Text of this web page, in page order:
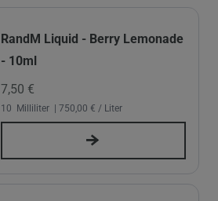
RandM Liquid - Berry Lemonade
- 10ml
7,50 €
10 Milliliter | 750,00 € / Liter